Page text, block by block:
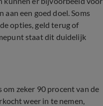
een goed doel. Soms
opties, geld terug of
staat dit duidelijk
zeker 90 procent van de
weer in te nemen,